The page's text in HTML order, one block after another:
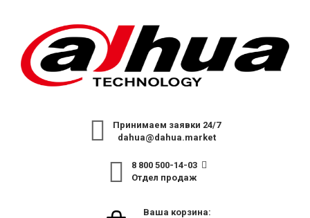
Принимаем заявки 24/7
dahua@dahua.market
8 800 500-14-03
Отдел продаж
Ваша корзина: